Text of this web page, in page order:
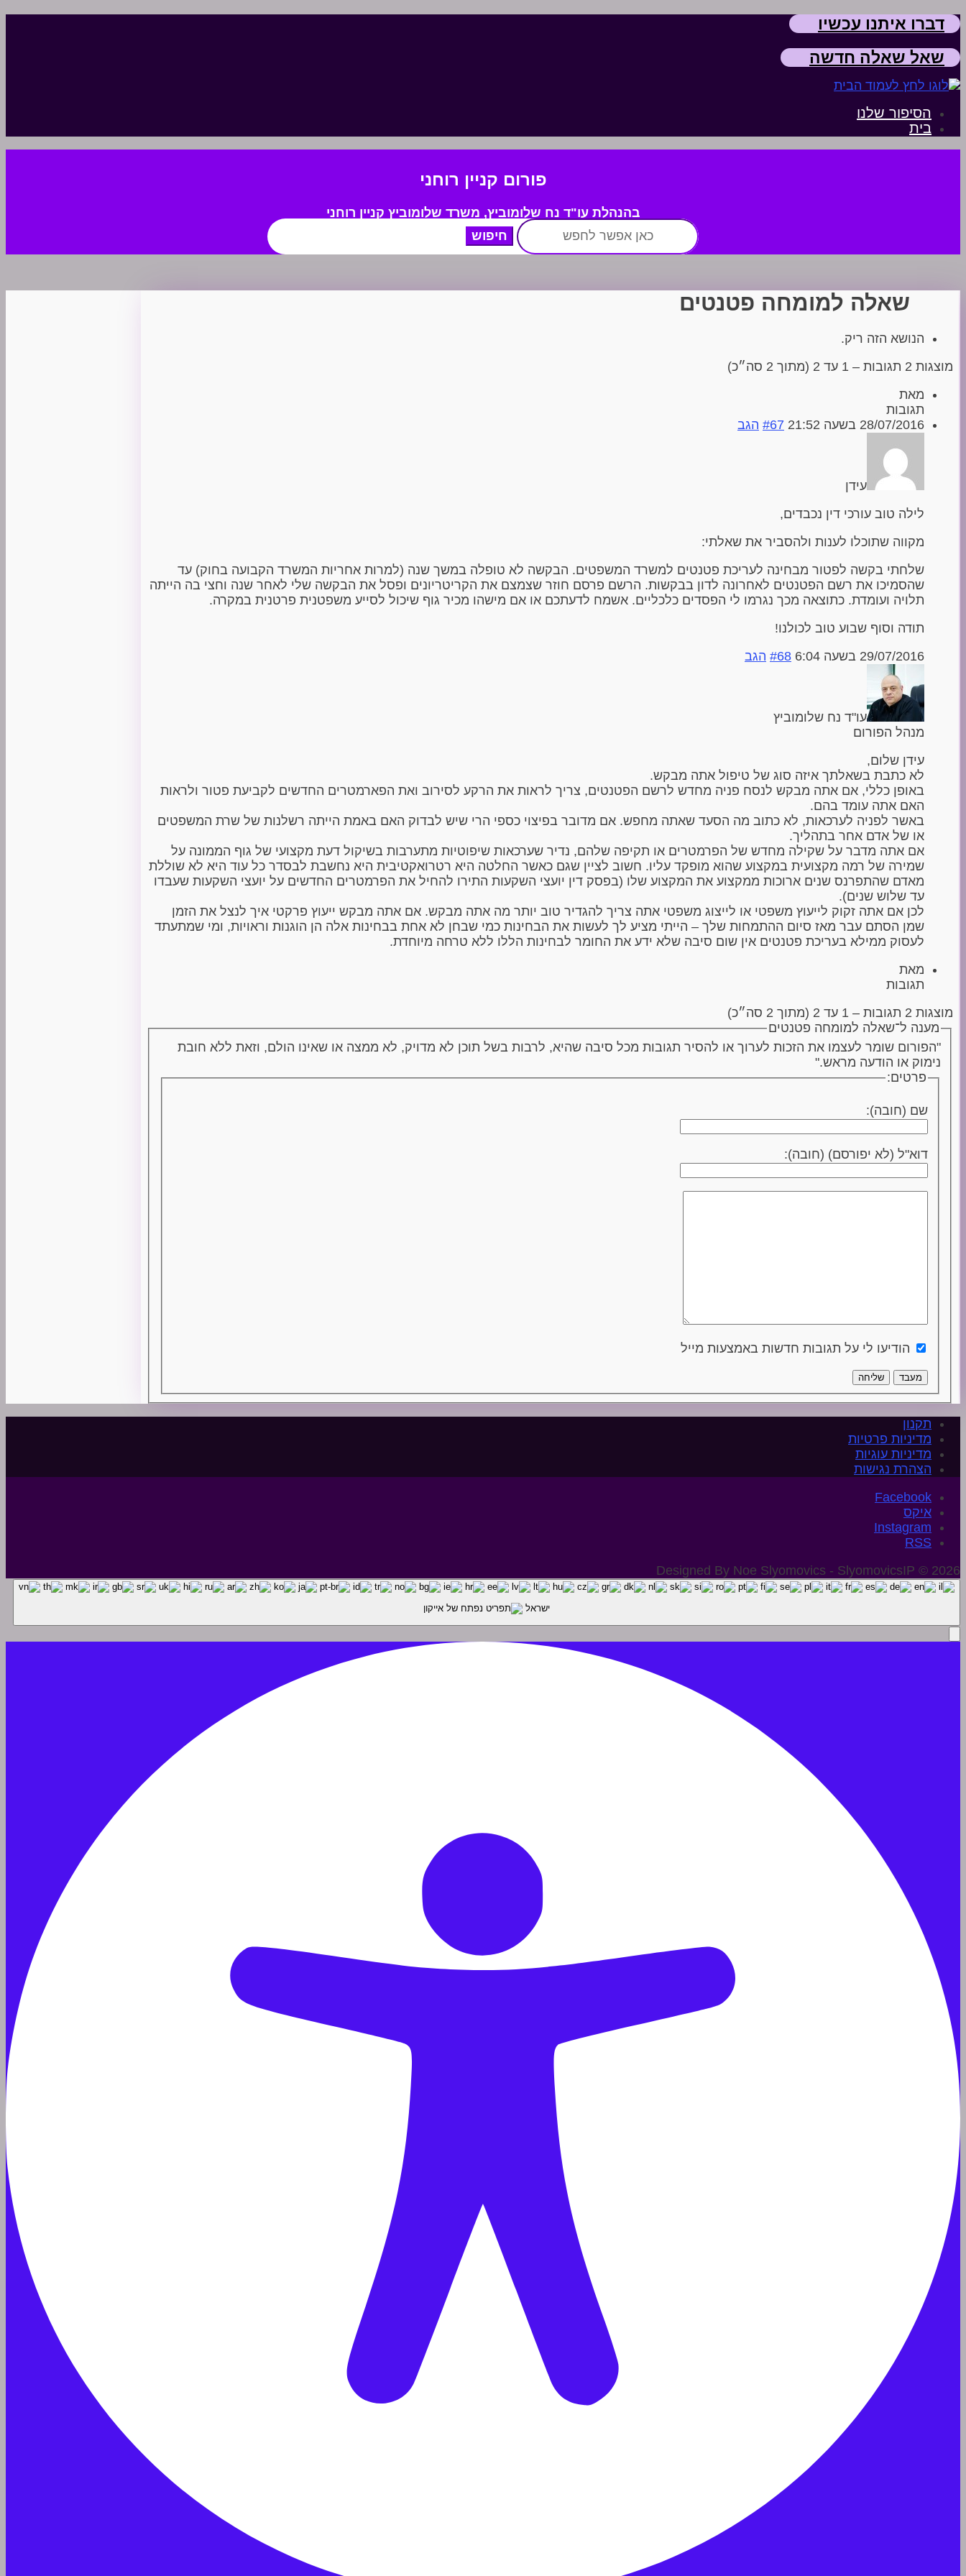
דברו איתנו עכשיו
שאל שאלה חדשה
הסיפור שלנו
בית
פורום קניין רוחני
בהנהלת עו"ד נח שלומוביץ, משרד שלומוביץ קניין רוחני
חפש:
שאלה למומחה פטנטים
הנושא הזה ריק.
מוצגות 2 תגובות – 1 עד 2 (מתוך 2 סה״כ)
מאת
תגובות
28/07/2016 בשעה 21:52
#67 הגב
עידן
לילה טוב עורכי דין נכבדים,
מקווה שתוכלו לענות ולהסביר את שאלתי:
שלחתי בקשה לפטור מבחינה לעריכת פטנטים למשרד המשפטים. הבקשה לא טופלה במשך שנה (למרות אחריות המשרד הקבועה בחוק) עד
שהסמיכו את רשם הפטנטים לאחרונה לדון בבקשות. הרשם פרסם חוזר שצמצם את הקריטריונים ופסל את הבקשה שלי לאחר שנה וחצי בה הייתה
תלויה ועומדת. כתוצאה מכך נגרמו לי הפסדים כלכליים. אשמח לדעתכם או אם מישהו מכיר גוף שיכול לסייע משפטנית פרטנית במקרה.
תודה וסוף שבוע טוב לכולנו!
29/07/2016 בשעה 6:04
#68 הגב
עו"ד נח שלומוביץ
מנהל הפורום
עידן שלום,
לא כתבת בשאלתך איזה סוג של טיפול אתה מבקש.
באופן כללי, אם אתה מבקש לנסח פניה מחדש לרשם הפטנטים, צריך לראות את הרקע לסירוב ואת הפארמטרים החדשים לקביעת פטור ולראות
האם אתה עומד בהם.
באשר לפניה לערכאות, לא כתוב מה הסעד שאתה מחפש. אם מדובר בפיצוי כספי הרי שיש לבדוק האם באמת הייתה רשלנות של שרת המשפטים
או של אדם אחר בתהליך.
אם אתה מדבר על שקילה מחדש של הפרמטרים או תקיפה שלהם, נדיר שערכאות שיפוטיות מתערבות בשיקול דעת מקצועי של גוף הממונה על
שמירה של רמה מקצועית במקצוע שהוא מופקד עליו. חשוב לציין שגם כאשר החלטה היא רטרואקטיבית היא נחשבת לבסדר כל עוד היא לא שוללת
מאדם שהתפרנס שנים ארוכות ממקצוע את המקצוע שלו (בפסק דין יועצי השקעות התירו להחיל את הפרמטרים החדשים על יועצי השקעות שעבדו
עד שלוש שנים).
לכן אם אתה זקוק לייעוץ משפטי או לייצוג משפטי אתה צריך להגדיר טוב יותר מה אתה מבקש. אם אתה מבקש ייעוץ פרקטי איך לנצל את הזמן
שמן הסתם עבר מאז סיום ההתמחות שלך – הייתי מציע לך לעשות את הבחינות כמי שבחן לא אחת בבחינות אלה הן הוגנות וראויות, ומי שמתעתד
לעסוק ממילא בעריכת פטנטים אין שום סיבה שלא ידע את החומר לבחינות הללו ללא טרחה מיוחדת.
מאת
תגובות
מוצגות 2 תגובות – 1 עד 2 (מתוך 2 סה״כ)
מענה ל־שאלה למומחה פטנטים
"הפורום שומר לעצמו את הזכות לערוך או להסיר תגובות מכל סיבה שהיא, לרבות בשל תוכן לא מדויק, לא ממצה או שאינו הולם, וזאת ללא חובת
נימוק או הודעה מראש."
פרטים:
שם (חובה):
דוא"ל (לא יפורסם) (חובה):
הודיעו לי על תגובות חדשות באמצעות מייל
מעבד שליחה
תקנון
מדיניות פרטיות
מדיניות עוגיות
הצהרת נגישות
איקס
Instagram
Designed By Noe Slyomovics - SlyomovicsIP © 2026
ישראל